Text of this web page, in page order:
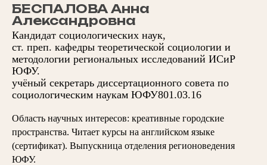
БЕСПАЛОВА Анна
Александровна
Кандидат социологических наук,
ст. преп. кафедры теоретической социологии и
методологии региональных исследований ИСиР
ЮФУ.
учёный секретарь диссертационного совета по
социологическим наукам ЮФУ801.03.16
Область научных интересов: креативные городские
пространства. Читает курсы на английском языке
(сертификат). Выпускница отделения регионоведения
ЮФУ.